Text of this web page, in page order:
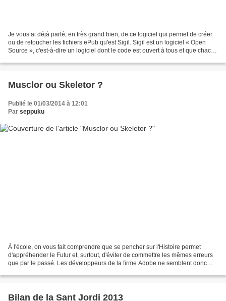
Je vous ai déjà parlé, en très grand bien, de ce logiciel qui permet de créer
ou de retoucher les fichiers ePub qu'est Sigil. Sigil est un logiciel « Open
Source », c'est-à-dire un logiciel dont le code est ouvert à tous et que chacun
Musclor ou Skeletor ?
Publié le 01/03/2014 à 12:01
Par seppuku
À l'école, on vous fait comprendre que se pencher sur l'Histoire permet
d'appréhender le Futur et, surtout, d'éviter de commettre les mêmes erreurs
que par le passé. Les développeurs de la firme Adobe ne semblent donc
Bilan de la Sant Jordi 2013